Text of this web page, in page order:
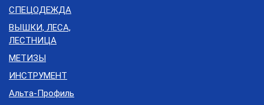
СПЕЦОДЕЖДА
ВЫШКИ, ЛЕСА,
ЛЕСТНИЦА
МЕТИЗЫ
ИНСТРУМЕНТ
Альта-Профиль